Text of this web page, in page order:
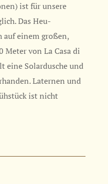
ist für unsere
Das Heu-
einem großen,
Meter von La Casa di
Solardusche und
Laternen und
ist nicht